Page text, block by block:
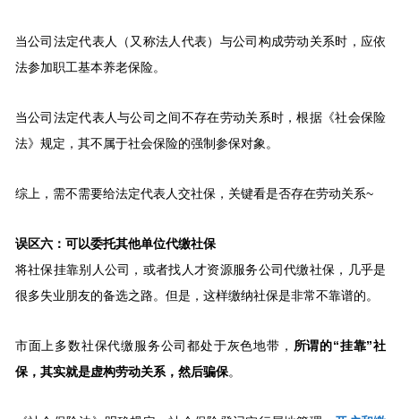
当公司法定代表人（又称法人代表）与公司构成劳动关系时，应依
法参加职工基本养老保险。
当公司法定代表人与公司之间不存在劳动关系时，根据《社会保险
法》规定，其不属于社会保险的强制参保对象。
综上，需不需要给法定代表人交社保，关键看是否存在劳动关系~
误区六：可以委托其他单位代缴社保
将社保挂靠别人公司，或者找人才资源服务公司代缴社保，几乎是
很多失业朋友的备选之路。但是，这样缴纳社保是非常不靠谱的。
市面上多数社保代缴服务公司都处于灰色地带， 所谓的“挂靠”社
保，其实就是虚构劳动关系，然后骗保。